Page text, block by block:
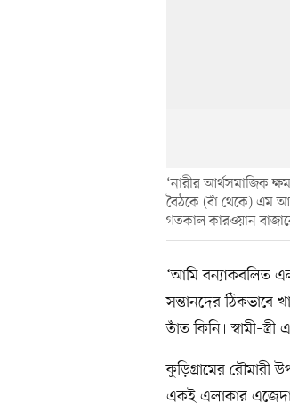
‘নারীর আর্থসমাজিক
বৈঠকে (বাঁ থেকে) এম
গতকাল কারওয়ান
‘আমি বন্যাকবলিত
সন্তানদের ঠিকভাবে
তাঁত কিনি।
কুড়িগ্রামের রৌমারী
একই এলাকার এজেদা